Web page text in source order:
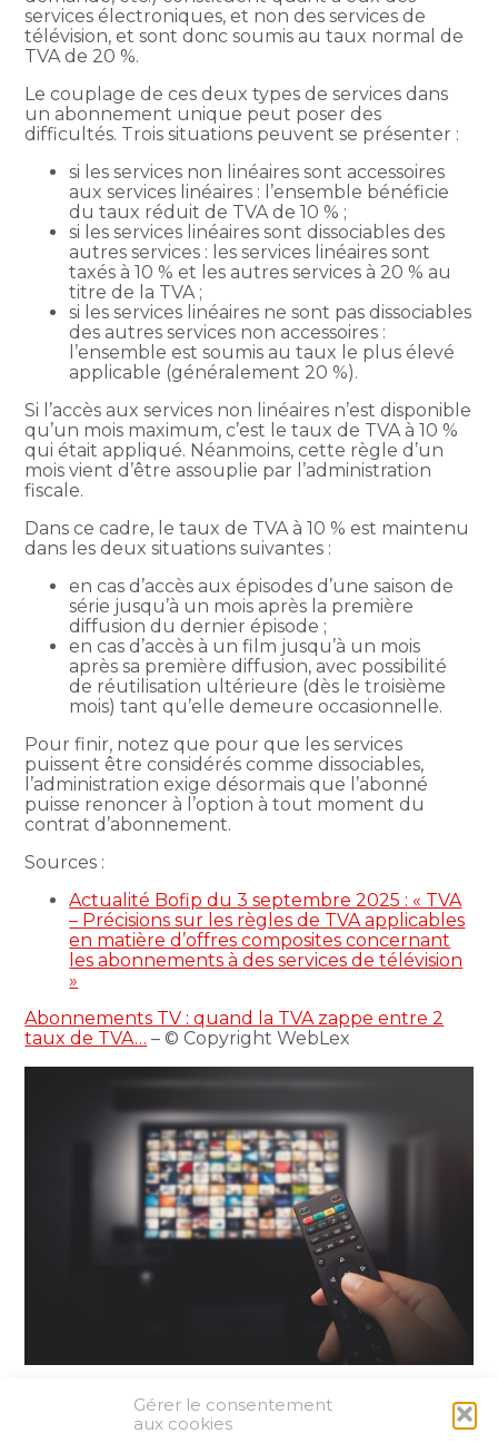
Gérer le consentement
aux cookies
services électroniques, et non des services de
télévision, et sont donc soumis au taux normal de
TVA de 20 %.
Le couplage de ces deux types de services dans
un abonnement unique peut poser des
difficultés. Trois situations peuvent se présenter :
si les services non linéaires sont accessoires
aux services linéaires : l’ensemble bénéficie
du taux réduit de TVA de 10 % ;
si les services linéaires sont dissociables des
autres services : les services linéaires sont
taxés à 10 % et les autres services à 20 % au
titre de la TVA ;
si les services linéaires ne sont pas dissociables
des autres services non accessoires :
l’ensemble est soumis au taux le plus élevé
applicable (généralement 20 %).
Si l’accès aux services non linéaires n’est disponible
qu’un mois maximum, c’est le taux de TVA à 10 %
qui était appliqué. Néanmoins, cette règle d’un
mois vient d’être assouplie par l’administration
fiscale.
Dans ce cadre, le taux de TVA à 10 % est maintenu
dans les deux situations suivantes :
en cas d’accès aux épisodes d’une saison de
série jusqu’à un mois après la première
diffusion du dernier épisode ;
en cas d’accès à un film jusqu’à un mois
après sa première diffusion, avec possibilité
de réutilisation ultérieure (dès le troisième
mois) tant qu’elle demeure occasionnelle.
Pour finir, notez que pour que les services
puissent être considérés comme dissociables,
l’administration exige désormais que l’abonné
puisse renoncer à l’option à tout moment du
contrat d’abonnement.
Sources :
Actualité Bofip du 3 septembre 2025 : « TVA
– Précisions sur les règles de TVA applicables
en matière d’offres composites concernant
les abonnements à des services de télévision
»
Abonnements TV : quand la TVA zappe entre 2
taux de TVA… – © Copyright WebLex